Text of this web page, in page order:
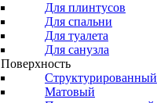
Для плинтусов
Для спальни
Для туалета
Для санузла
Поверхность
Структурированный
Матовый